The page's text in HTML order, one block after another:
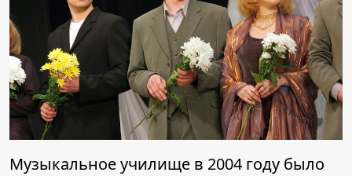
Музыкальное училище в 2004 году было